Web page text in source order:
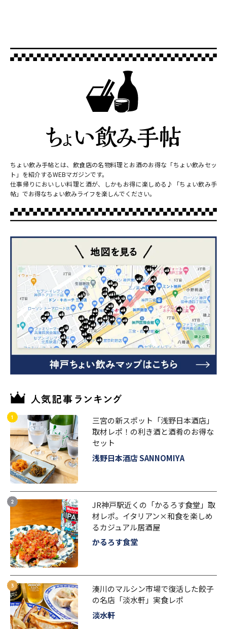
ちょい飲み手帖とは、飲食店の名物料理とお酒のお得な「ちょい飲みセッ
ト」を紹介するWEBマガジンです。
仕事帰りにおいしい料理と酒が、しかもお得に楽しめる♪「ちょい飲み手
帖」でお得なちょい飲みライフを楽しんでください。
三宮の新スポット「浅野日本酒店」
取材レポ！の利き酒と酒肴のお得な
セット
浅野日本酒店 SANNOMIYA
JR神戸駅近くの「かるろす食堂」取
材レポ。イタリアン×和食を楽しめ
るカジュアル居酒屋
かるろす食堂
湊川のマルシン市場で復活した餃子
の名店「淡水軒」実食レポ
淡水軒